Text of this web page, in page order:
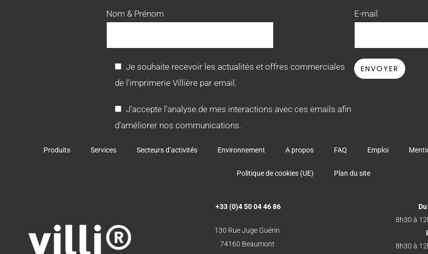
Nom & Prénom E-mail
Je souhaite recevoir les actualités et offres commerciales
de l'imprimerie Villière par email.
J'accepte l'analyse de mes interactions avec ces emails afin
d'améliorer nos communications.
Produits Services Secteurs d’activités Environnement A propos FAQ Emploi
Politique de cookies (UE) Plan du site
+33 (0)4 50 04 46 86
130 Rue Juge Guérin
74160 Beaumont
8h30 à
8h30 à